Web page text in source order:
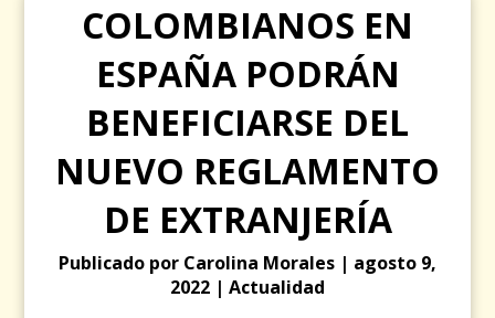
COLOMBIANOS EN
ESPAÑA PODRÁN
BENEFICIARSE DEL
NUEVO REGLAMENTO
DE EXTRANJERÍA
Publicado por Carolina Morales | agosto 9,
2022 | Actualidad